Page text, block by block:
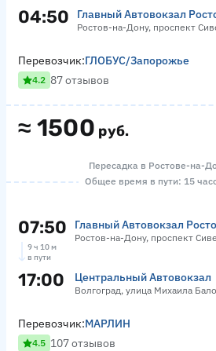
04:50 Главный Автовокзал
Ростов-на-Дону, проспект
≈ 1500 руб.
Перевозчик:ГЛОБУС/Запорожье
4.2 87 отзывов
Пересадка в Ростове-на-
Общее время в пути: 15
07:50 Главный Автовокзал
Ростов-на-Дону, проспект
9 ч 10 м
в пути
17:00 Центральный Автовокзал
Волгоград, улица Михаила
Перевозчик:МАРЛИН
4.5 107 отзывов